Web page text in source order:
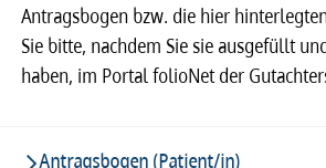
Antragsbogen bzw. die hier
Sie bitte, nachdem Sie sie ausgefüllt
haben, im Portal folioNet der
Antragsbogen (Patient/in)